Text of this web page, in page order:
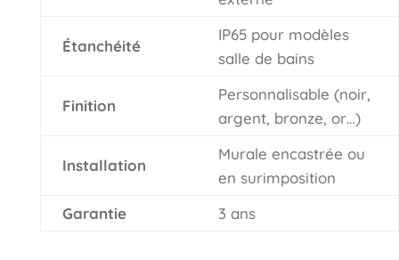
Étanchéité
IP65 pour modèles
salle de bains
Finition
Personnalisable (noir,
argent, bronze, or…)
Installation
Murale encastrée ou
en surimposition
Garantie
3 ans